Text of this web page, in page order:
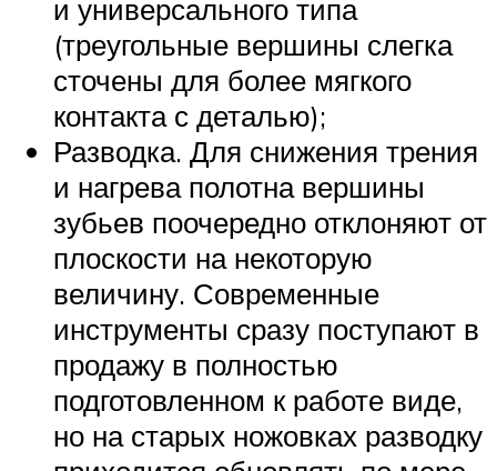
и универсального типа
(треугольные вершины слегка
сточены для более мягкого
контакта с деталью);
Разводка. Для снижения трения
и нагрева полотна вершины
зубьев поочередно отклоняют от
плоскости на некоторую
величину. Современные
инструменты сразу поступают в
продажу в полностью
подготовленном к работе виде,
но на старых ножовках разводку